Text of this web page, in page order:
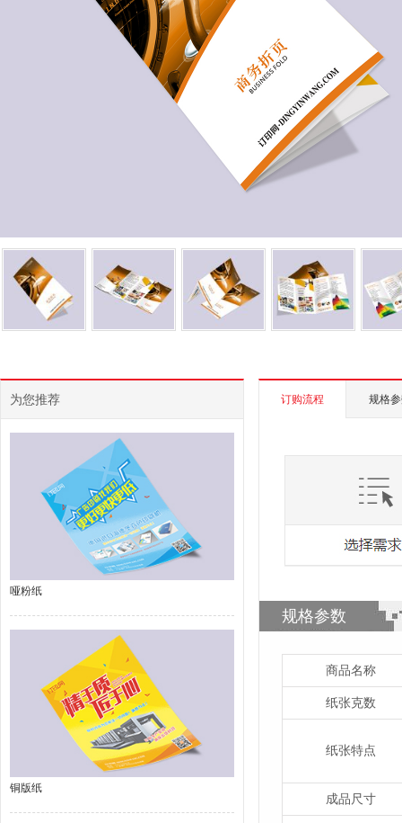
为您推荐
哑粉纸
铜版纸
订购流程 规格
规格参数
商品名称
纸张克数
纸张特点
成品尺寸